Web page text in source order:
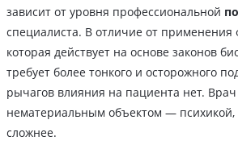
зависит от уровня профессиональной
специалиста. В отличие от применения
которая действует на основе законов
требует более тонкого и осторожного
рычагов влияния на пациента нет. Врач
нематериальным объектом — психикой,
сложнее.